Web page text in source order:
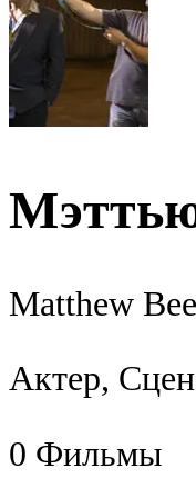
Matthew
Актер,
0 Фильмы